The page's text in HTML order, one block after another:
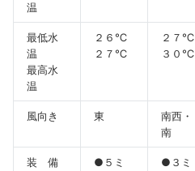
温
最低水
温
最高水
温
２６℃
２７℃
２７℃
３０℃
風向き 東
南西・
南
装 備
●５ミ
●３ミ